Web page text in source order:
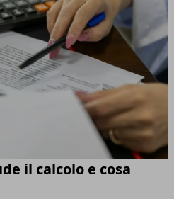
il calcolo e cosa